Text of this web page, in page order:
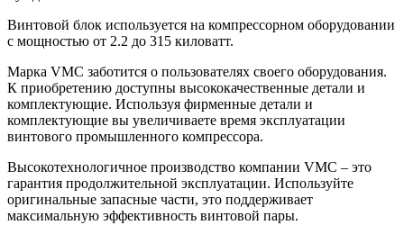
Винтовой блок используется на компрессорном оборудовании
с мощностью от 2.2 до 315 киловатт.
Марка VMC заботится о пользователях своего оборудования.
К приобретению доступны высококачественные детали и
комплектующие. Используя фирменные детали и
комплектующие вы увеличиваете время эксплуатации
винтового промышленного компрессора.
Высокотехнологичное производство компании VMC – это
гарантия продолжительной эксплуатации. Используйте
оригинальные запасные части, это поддерживает
максимальную эффективность винтовой пары.